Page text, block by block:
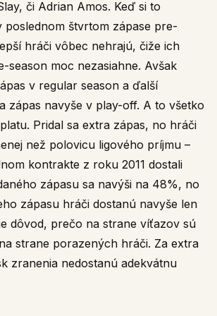
či Adrian Amos. Keď si to
poslednom štvrtom zápase pre-
hráči vôbec nehrajú, čiže ich
season moc nezasiahne. Avšak
v regular season a ďalší
zápas navyše v play-off. A to všetko
Pridal sa extra zápas, no hráči
než polovicu ligového príjmu –
kontrakte z roku 2011 dostali
zápasu sa navýši na 48%, no
zápasu hráči dostanú navyše len
dôvod, prečo na strane víťazov sú
strane porazených hráči. Za extra
zranenia nedostanú adekvátnu